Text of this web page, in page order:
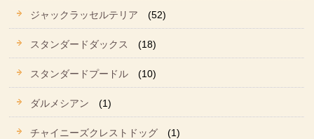
ジャックラッセルテリア (52)
スタンダードダックス (18)
スタンダードプードル (10)
ダルメシアン (1)
チャイニーズクレストドッグ (1)